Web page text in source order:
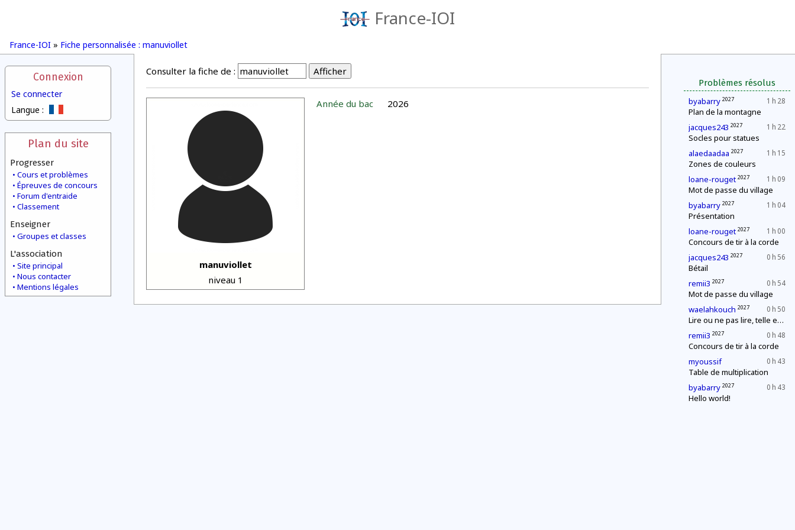
France-IOI
France-IOI » Fiche personnalisée : manuviollet
Connexion
Se connecter
Langue :
Plan du site
Progresser
Cours et problèmes
Épreuves de concours
Forum d'entraide
Classement
Enseigner
Groupes et classes
L'association
Site principal
Nous contacter
Mentions légales
Problèmes résolus
1 h 28
byabarry 2027
Plan de la montagne
1 h 22
jacques243 2027
Socles pour statues
1 h 15
alaedaadaa 2027
Zones de couleurs
1 h 09
loane-rouget 2027
Mot de passe du village
1 h 04
byabarry 2027
Présentation
1 h 00
loane-rouget 2027
Concours de tir à la corde
0 h 56
jacques243 2027
Bétail
0 h 54
remii3 2027
Mot de passe du village
0 h 50
waelahkouch 2027
Lire ou ne pas lire, telle est la question
0 h 48
remii3 2027
Concours de tir à la corde
0 h 43
myoussif
Table de multiplication
0 h 43
byabarry 2027
Hello world!
Consulter la fiche de :
manuviollet
niveau 1
Année du bac 2026